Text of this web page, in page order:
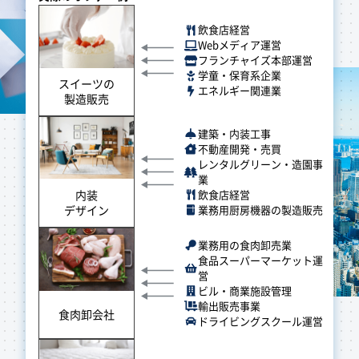
スイーツの
製造販売
飲食店経営
Webメディア運営
フランチャイズ本部運営
学童・保育系企業
エネルギー関連業
内装
デザイン
建築・内装工事
不動産開発・売買
レンタルグリーン・造園事
業
飲食店経営
業務用厨房機器の製造販売
食肉卸会社
業務用の食肉卸売業
食品スーパーマーケット運
営
ビル・商業施設管理
輸出販売事業
ドライビングスクール運営